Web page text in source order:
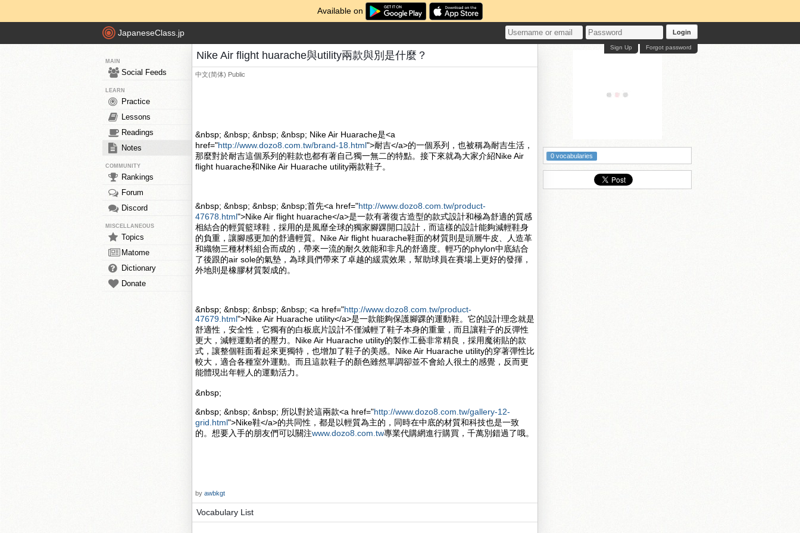
Available on
JapaneseClass.jp Login
Forgot password
Sign Up
MAIN
Social Feeds
LEARN
Practice
Lessons
Readings
Notes
COMMUNITY
Rankings
Forum
Discord
MISCELLANEOUS
Topics
Matome
Dictionary
Donate
Nike Air flight huarache與utility兩款與別是什麼？
中文(简体) Public
&nbsp; &nbsp; &nbsp; &nbsp; Nike Air Huarache是<a
href="http://www.dozo8.com.tw/brand-18.html">耐吉</a>的一個系列，也被稱為耐吉生活，
那麼對於耐吉這個系列的鞋款也都有著自己獨一無二的特點。接下來就為大家介紹Nike Air
flight huarache和Nike Air Huarache utility兩款鞋子。
&nbsp; &nbsp; &nbsp; &nbsp;首先<a href="http://www.dozo8.com.tw/product-
47678.html">Nike Air flight huarache</a>是一款有著復古造型的款式設計和極為舒適的質感
相結合的輕質籃球鞋，採用的是風靡全球的獨家腳踝開口設計，而這樣的設計能夠減輕鞋身
的負重，讓腳感更加的舒適輕質。Nike Air flight huarache鞋面的材質則是頭層牛皮、人造革
和織物三種材料組合而成的，帶來一流的耐久效能和非凡的舒適度。輕巧的phylon中底結合
了後跟的air sole的氣墊，為球員們帶來了卓越的緩震效果，幫助球員在賽場上更好的發揮，
外地則是橡膠材質製成的。
&nbsp; &nbsp; &nbsp; &nbsp; <a href="http://www.dozo8.com.tw/product-
47679.html">Nike Air Huarache utility</a>是一款能夠保護腳踝的運動鞋。它的設計理念就是
舒適性，安全性，它獨有的白板底片設計不僅減輕了鞋子本身的重量，而且讓鞋子的反彈性
更大，減輕運動者的壓力。Nike Air Huarache utility的製作工藝非常精良，採用魔術貼的款
式，讓整個鞋面看起來更獨特，也增加了鞋子的美感。Nike Air Huarache utility的穿著彈性比
較大，適合各種室外運動。而且這款鞋子的顏色雖然單調卻並不會給人很土的感覺，反而更
能體現出年輕人的運動活力。
&nbsp;
&nbsp; &nbsp; &nbsp; 所以對於這兩款<a href="http://www.dozo8.com.tw/gallery-12-
grid.html">Nike鞋</a>的共同性，都是以輕質為主的，同時在中底的材質和科技也是一致
的。想要入手的朋友們可以關注www.dozo8.com.tw專業代購網進行購買，千萬別錯過了哦。
by awbkgt
Vocabulary List
0 vocabularies